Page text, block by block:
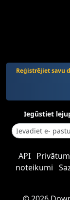
Reģistrējiet savu
Iegūstiet
API
noteikumi